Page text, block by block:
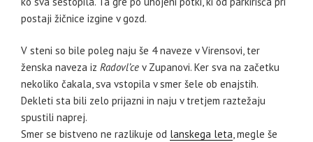
postaji žičnice izgine v gozd.
V steni so bile poleg naju še 4 naveze v Virensovi, ter
ženska naveza iz Radovl’ce v Zupanovi. Ker sva na začetku
nekoliko čakala, sva vstopila v smer šele ob enajstih.
Dekleti sta bili zelo prijazni in naju v tretjem raztežaju
spustili naprej.
Smer se bistveno ne razlikuje od lanskega leta, megle še